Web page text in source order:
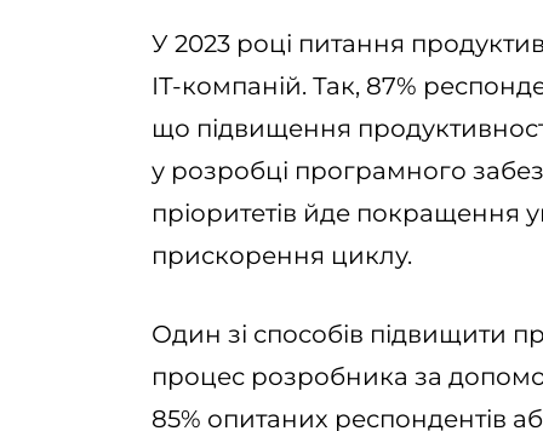
У 2023 році питання
ІТ-компаній. Так, 87%
що підвищення
у розробці програмного
пріоритетів йде покращення
прискорення циклу.
Один зі способів підвищити
процес розробника за
85% опитаних респондентів